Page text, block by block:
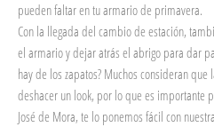
pueden faltar en tu armario de primavera.
Con la llegada del cambio de estación,
el armario y dejar atrás el abrigo para dar
hay de los zapatos? Muchos consideran
deshacer un look, por lo que es importante
José de Mora, te lo ponemos fácil con